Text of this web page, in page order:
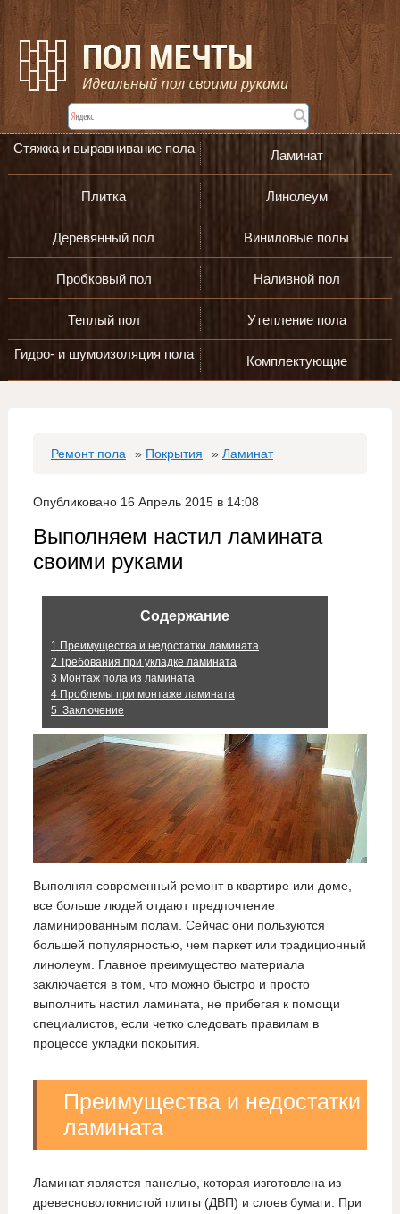
Стяжка и выравнивание пола Ламинат
Плитка Линолеум
Деревянный пол Виниловые полы
Пробковый пол Наливной пол
Теплый пол Утепление пола
Гидро- и шумоизоляция пола Комплектующие
Ремонт пола » Покрытия » Ламинат
Опубликовано 16 Апрель 2015 в 14:08
Выполняем настил ламината
своими руками
Содержание
1 Преимущества и недостатки ламината
2 Требования при укладке ламината
3 Монтаж пола из ламината
4Проблемы при монтаже ламината
5 Заключение
Выполняя современный ремонт в квартире или доме,
все больше людей отдают предпочтение
ламинированным полам. Сейчас они пользуются
большей популярностью, чем паркет или традиционный
линолеум. Главное преимущество материала
заключается в том, что можно быстро и просто
выполнить настил ламината, не прибегая к помощи
специалистов, если четко следовать правилам в
процессе укладки покрытия.
Преимущества и недостатки
ламината
Ламинат является панелью, которая изготовлена из
древесноволокнистой плиты (ДВП) и слоев бумаги. При